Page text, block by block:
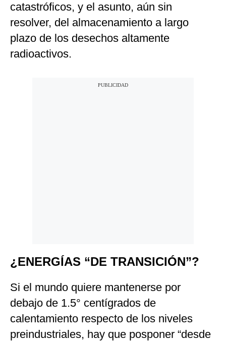
catastróficos, y el asunto, aún sin
resolver, del almacenamiento a largo
plazo de los desechos altamente
radioactivos.
¿ENERGÍAS “DE TRANSICIÓN”?
Si el mundo quiere mantenerse por
debajo de 1.5° centígrados de
calentamiento respecto de los niveles
preindustriales, hay que posponer “desde